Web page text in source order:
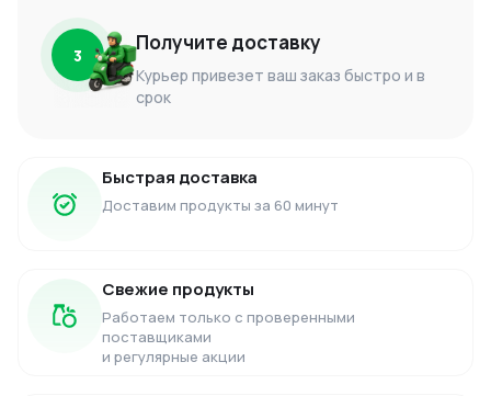
3 Получите доставку
Курьер привезет ваш заказ быстро и в
срок
Быстрая доставка
Доставим продукты за 60 минут
Свежие продукты
Работаем только с проверенными
поставщиками
и регулярные акции